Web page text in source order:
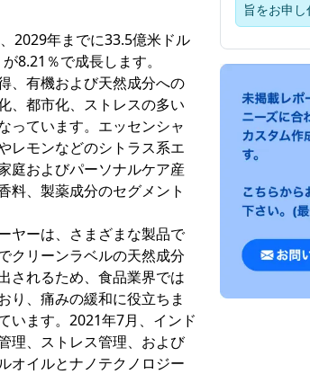
2029年までに33.5億米ドル
8.21％で成長します。
、有機および天然成分への
、都市化、ストレスの多い
っています。エッセンシャ
レモンなどのシトラス系エ
庭およびパーソナルケア産
料、製薬成分のセグメント
ヤーは、さまざまな製品で
クリーンラベルの天然成分
されるため、食品業界では
り、痛みの緩和に役立ちま
います。2021年7月、インド
理、ストレス管理、および
オイルとナノテクノロジー
旨をお申し